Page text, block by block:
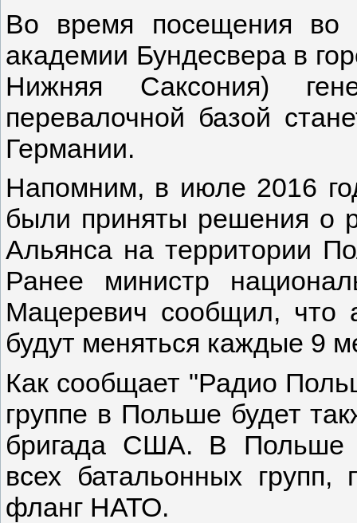
Во время посещения во
академии Бундесвера в
Нижняя Саксония)
перевалочной базой
Германии.
Напомним, в июле 2016
были приняты решения о
Альянса на территории
Ранее министр
Мацеревич сообщил, что
будут меняться каждые 9
Как сообщает "Радио
группе в Польше будет
бригада США. В Польше
всех батальонных групп,
фланг НАТО.